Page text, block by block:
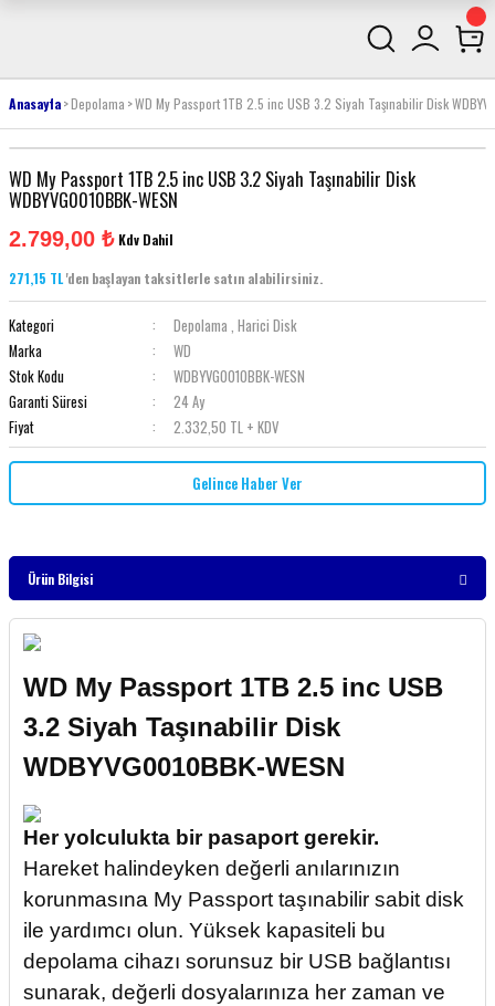
Anasayfa Depolama WD My Passport 1TB 2.5 inc USB 3.2 Siyah Taşınabilir Disk
WD My Passport 1TB 2.5 inc USB 3.2 Siyah Taşınabilir Disk
WDBYVG0010BBK-WESN
2.799,00 ₺ Kdv Dahil
271,15 TL'den başlayan taksitlerle satın alabilirsiniz.
Kategori Depolama , Harici Disk
Marka
WD
Stok Kodu
WDBYVG0010BBK-WESN
Garanti Süresi
24 Ay
Fiyat
2.332,50 TL + KDV
Gelince Haber Ver
Ürün Bilgisi
WD My Passport 1TB 2.5 inc USB
3.2 Siyah Taşınabilir Disk
WDBYVG0010BBK-WESN
Her yolculukta bir pasaport gerekir.
Hareket halindeyken değerli anılarınızın
korunmasına My Passport taşınabilir sabit disk
ile yardımcı olun. Yüksek kapasiteli bu
depolama cihazı sorunsuz bir USB bağlantısı
sunarak, değerli dosyalarınıza her zaman ve